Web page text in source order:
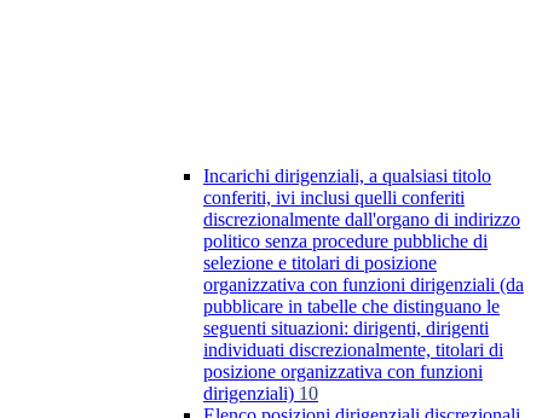
Incarichi dirigenziali, a qualsiasi titolo
conferiti, ivi inclusi quelli conferiti
discrezionalmente dall'organo di indirizzo
politico senza procedure pubbliche di
selezione e titolari di posizione
organizzativa con funzioni dirigenziali (da
pubblicare in tabelle che distinguano le
seguenti situazioni: dirigenti, dirigenti
individuati discrezionalmente, titolari di
posizione organizzativa con funzioni
dirigenziali) 10